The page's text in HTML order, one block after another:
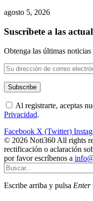
agosto 5, 2026
Suscríbete a las
Obtenga las últimas
Al registrarte, aceptas
Privacidad.
Facebook X (Twitter)
© 2026 Noti360 All rights
rectificación o aclaración
por favor escríbenos a
Escribe arriba y pulsa Enter